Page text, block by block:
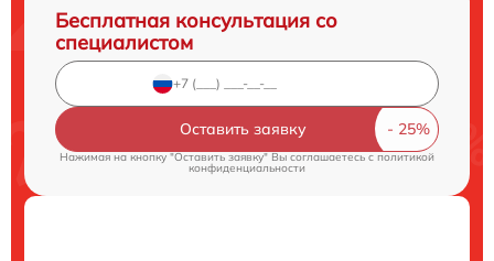
Бесплатная консультация со
специалистом
Оставить заявку
Нажимая на кнопку "Оставить заявку" Вы соглашаетесь cполитикой
конфиденциальности